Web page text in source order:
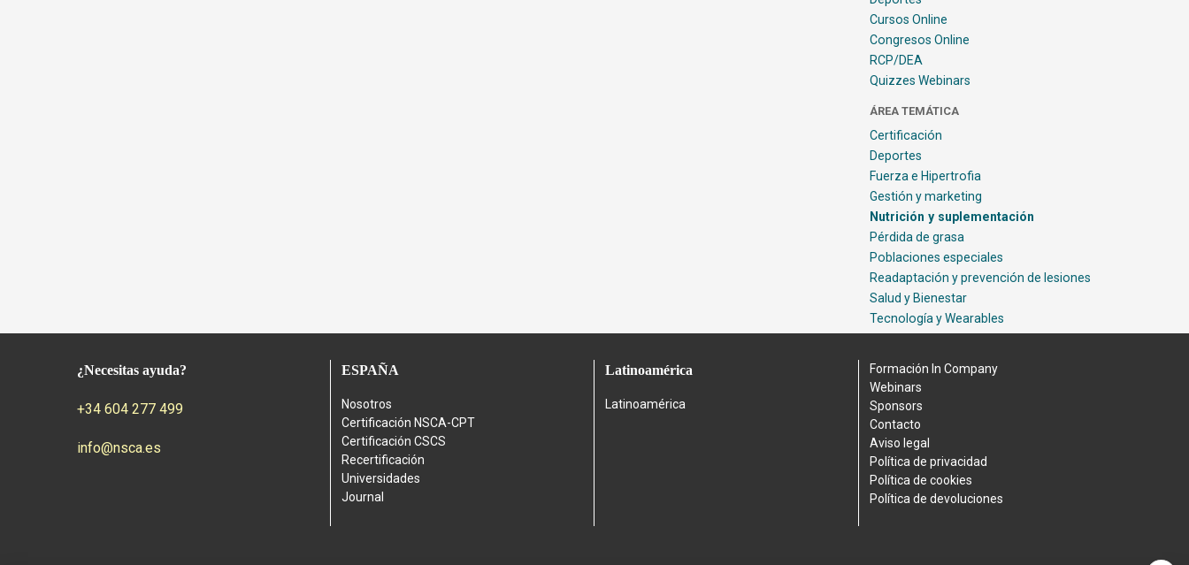
Cursos Online
Congresos Online
RCP/DEA
Quizzes Webinars
ÁREA TEMÁTICA
Certificación
Deportes
Fuerza e Hipertrofia
Gestión y marketing
Nutrición y suplementación
Pérdida de grasa
Poblaciones especiales
Readaptación y prevención de lesiones
Salud y Bienestar
Tecnología y Wearables
¿Necesitas ayuda?
+34 604 277 499
info@nsca.es
ESPAÑA
Nosotros
Certificación NSCA-CPT
Certificación CSCS
Recertificación
Universidades
Journal
Latinoamérica
Latinoamérica
Formación In Company
Webinars
Sponsors
Contacto
Aviso legal
Política de privacidad
Política de cookies
Política de devoluciones